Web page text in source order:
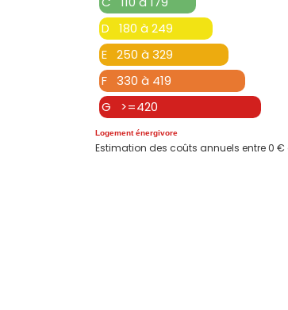
D 180 à 249
E 250 à 329
F 330 à 419
G >=420
Logement énergivore
Estimation des coûts annuels entre 0 €